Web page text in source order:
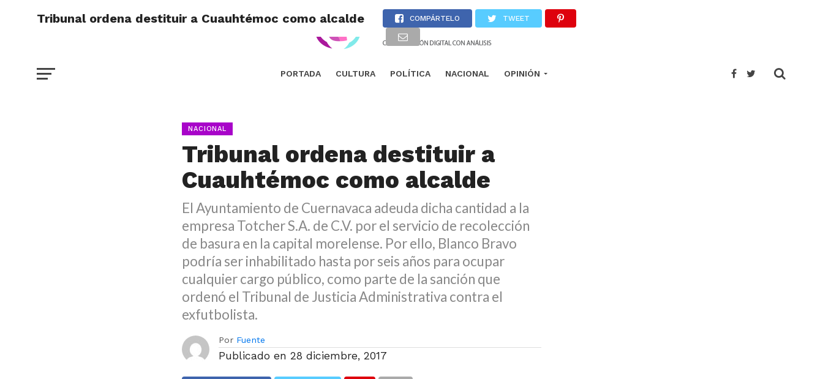
PORTADA CULTURA POLÍTICA NACIONAL OPINIÓN
Tribunal ordena destituir a Cuauhtémoc como alcalde COMPÁRTELO TWEET
NACIONAL
Tribunal ordena destituir a
Cuauhtémoc como alcalde
El Ayuntamiento de Cuernavaca adeuda dicha cantidad a la
empresa Totcher S.A. de C.V. por el servicio de recolección
de basura en la capital morelense. Por ello, Blanco Bravo
podría ser inhabilitado hasta por seis años para ocupar
cualquier cargo público, como parte de la sanción que
ordenó el Tribunal de Justicia Administrativa contra el
exfutbolista.
Por Fuente
Publicado en 28 diciembre, 2017